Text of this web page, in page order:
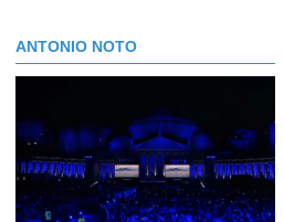
ANTONIO NOTO